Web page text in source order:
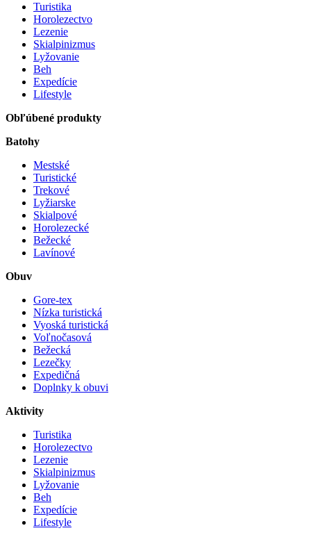
Turistika
Horolezectvo
Lezenie
Skialpinizmus
Lyžovanie
Beh
Expedície
Lifestyle
Obľúbené produkty
Batohy
Mestské
Turistické
Trekové
Lyžiarske
Skialpové
Horolezecké
Bežecké
Lavínové
Obuv
Gore-tex
Nízka turistická
Vyoská turistická
Voľnočasová
Bežecká
Lezečky
Expedičná
Doplnky k obuvi
Aktivity
Turistika
Horolezectvo
Lezenie
Skialpinizmus
Lyžovanie
Beh
Expedície
Lifestyle